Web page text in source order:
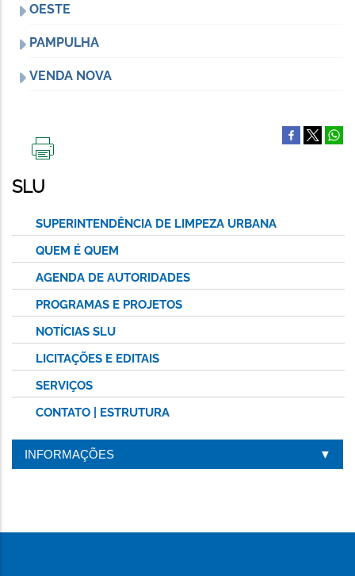
OESTE
PAMPULHA
VENDA NOVA
ESTA
PÁGINA
SLU
SUPERINTENDÊNCIA DE LIMPEZA URBANA
QUEM É QUEM
AGENDA DE AUTORIDADES
PROGRAMAS E PROJETOS
NOTÍCIAS SLU
LICITAÇÕES E EDITAIS
SERVIÇOS
CONTATO | ESTRUTURA
INFORMAÇÕES